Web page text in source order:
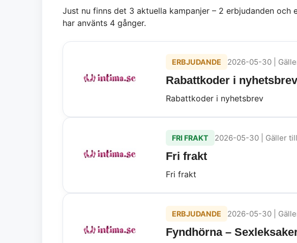
Just nu finns det 3 aktuella kampanjer – 2 erbjudanden
har använts 4 gånger.
ERBJUDANDE 2026-05-30 |
Rabattkoder i nyhetsbrev
Rabattkoder i nyhetsbrev
FRI FRAKT 2026-05-30 | Gäller
Fri frakt
Fri frakt
ERBJUDANDE 2026-05-30 |
Fyndhörna –